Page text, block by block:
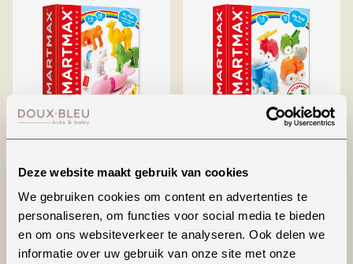
Deze website maakt gebruik van cookies
We gebruiken cookies om content en advertenties te
personaliseren, om functies voor social media te bieden
en om ons websiteverkeer te analyseren. Ook delen we
informatie over uw gebruik van onze site met onze
world
BEKIJKEN
BEKIJKEN